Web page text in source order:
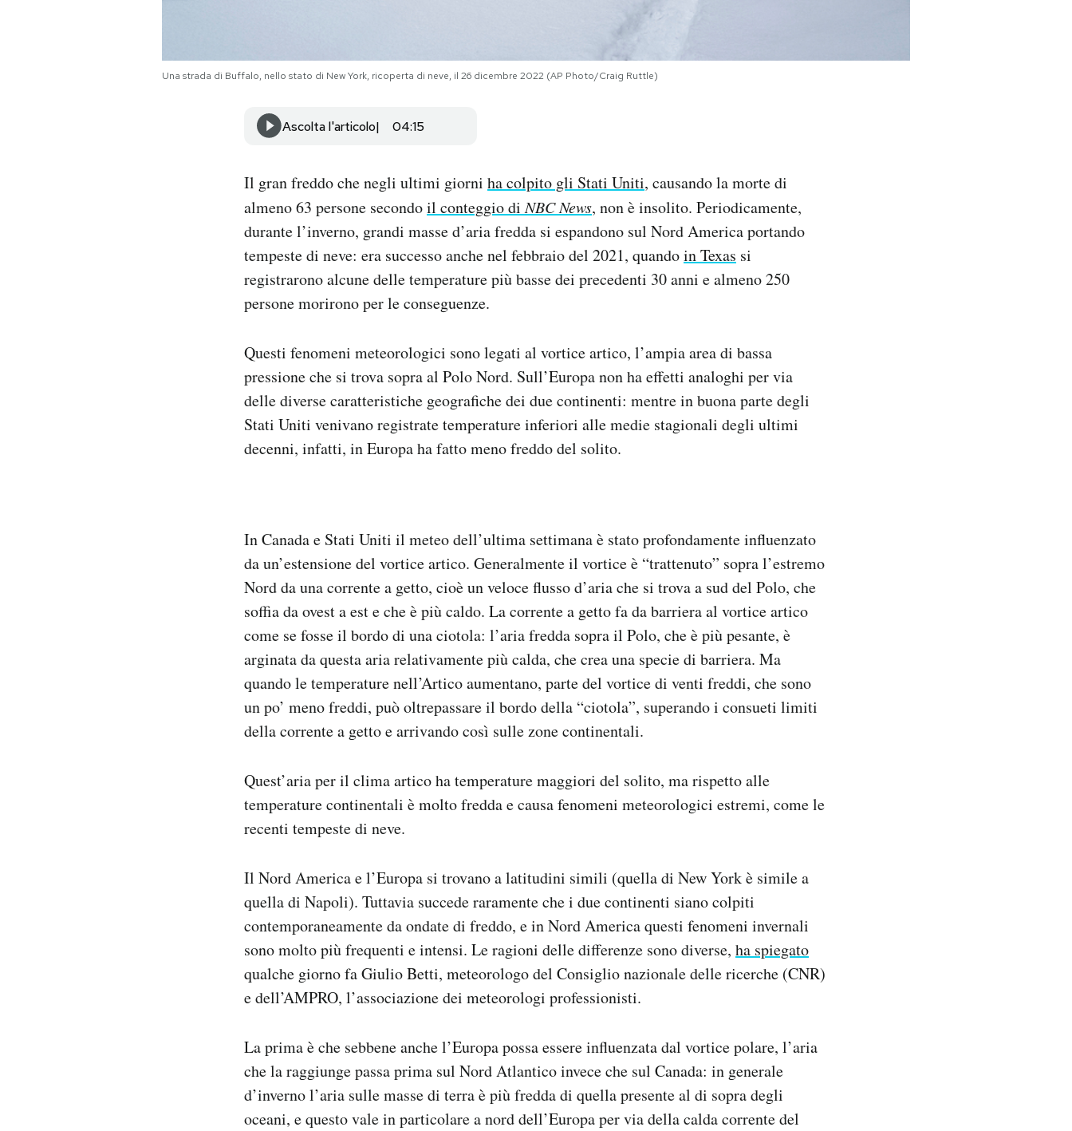
Una strada di Buffalo, nello stato di New York, ricoperta di neve, il 26 dicembre 2022 (AP Photo/Craig Ruttle)
Ascolta l'articolo 04:15
Il gran freddo che negli ultimi giorni ha colpito gli Stati Uniti, causando la morte di
almeno 63 persone secondoil conteggio diNBC News, non è insolito. Periodicamente,
durante l’inverno, grandi masse d’aria fredda si espandono sul Nord America portando
tempeste di neve: era successo anche nel febbraio del 2021, quandoin Texas si
registrarono alcune delle temperature più basse dei precedenti 30 anni e almeno 250
persone morirono per le conseguenze.
Questi fenomeni meteorologici sono legati al vortice artico, l’ampia area di bassa
pressione che si trova sopra al Polo Nord. Sull’Europa non ha effetti analoghi per via
delle diverse caratteristiche geografiche dei due continenti: mentre in buona parte degli
Stati Uniti venivano registrate temperature inferiori alle medie stagionali degli ultimi
decenni, infatti, in Europa ha fatto meno freddo del solito.
In Canada e Stati Uniti il meteo dell’ultima settimana è stato profondamente influenzato
da un’estensione del vortice artico. Generalmente il vortice è “trattenuto” sopra l’estremo
Nord da una corrente a getto, cioè un veloce flusso d’aria che si trova a sud del Polo, che
soffia da ovest a est e che è più caldo. La corrente a getto fa da barriera al vortice artico
come se fosse il bordo di una ciotola: l’aria fredda sopra il Polo, che è più pesante, è
arginata da questa aria relativamente più calda, che crea una specie di barriera. Ma
quando le temperature nell’Artico aumentano, parte del vortice di venti freddi, che sono
un po’ meno freddi, può oltrepassare il bordo della “ciotola”, superando i consueti limiti
della corrente a getto e arrivando così sulle zone continentali.
Quest’aria per il clima artico ha temperature maggiori del solito, ma rispetto alle
temperature continentali è molto fredda e causa fenomeni meteorologici estremi, come le
recenti tempeste di neve.
Il Nord America e l’Europa si trovano a latitudini simili (quella di New York è simile a
quella di Napoli). Tuttavia succede raramente che i due continenti siano colpiti
contemporaneamente da ondate di freddo, e in Nord America questi fenomeni invernali
sono molto più frequenti e intensi. Le ragioni delle differenze sono diverse, ha spiegato
qualche giorno fa Giulio Betti, meteorologo del Consiglio nazionale delle ricerche (CNR)
e dell’AMPRO, l’associazione dei meteorologi professionisti.
La prima è che sebbene anche l’Europa possa essere influenzata dal vortice polare, l’aria
che la raggiunge passa prima sul Nord Atlantico invece che sul Canada: in generale
d’inverno l’aria sulle masse di terra è più fredda di quella presente al di sopra degli
oceani, e questo vale in particolare a nord dell’Europa per via della calda corrente del